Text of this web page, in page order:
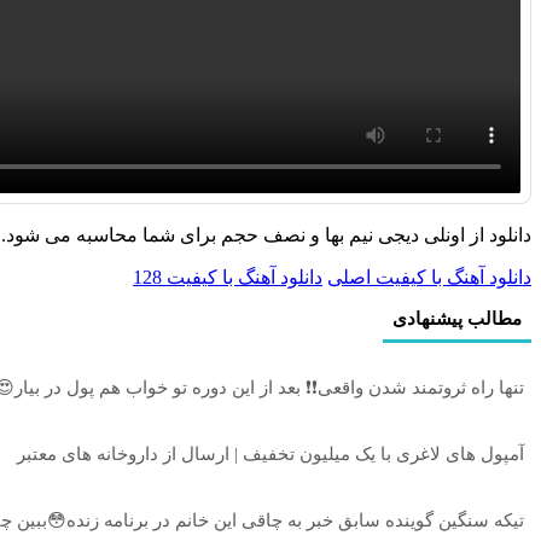
دانلود از اونلی دیجی نیم بها و نصف حجم برای شما محاسبه می شود.
دانلود آهنگ با کیفیت اصلی دانلود آهنگ با کیفیت 128
مطالب پیشنهادی
تنها راه ثروتمند شدن واقعی❗❗ بعد از این دوره تو خواب هم پول در
آمپول های لاغری با یک میلیون تخفیف | ارسال از داروخانه های معتبر
تیکه سنگین گوینده سابق خبر به چاقی این خانم در برنامه زنده😳ببین